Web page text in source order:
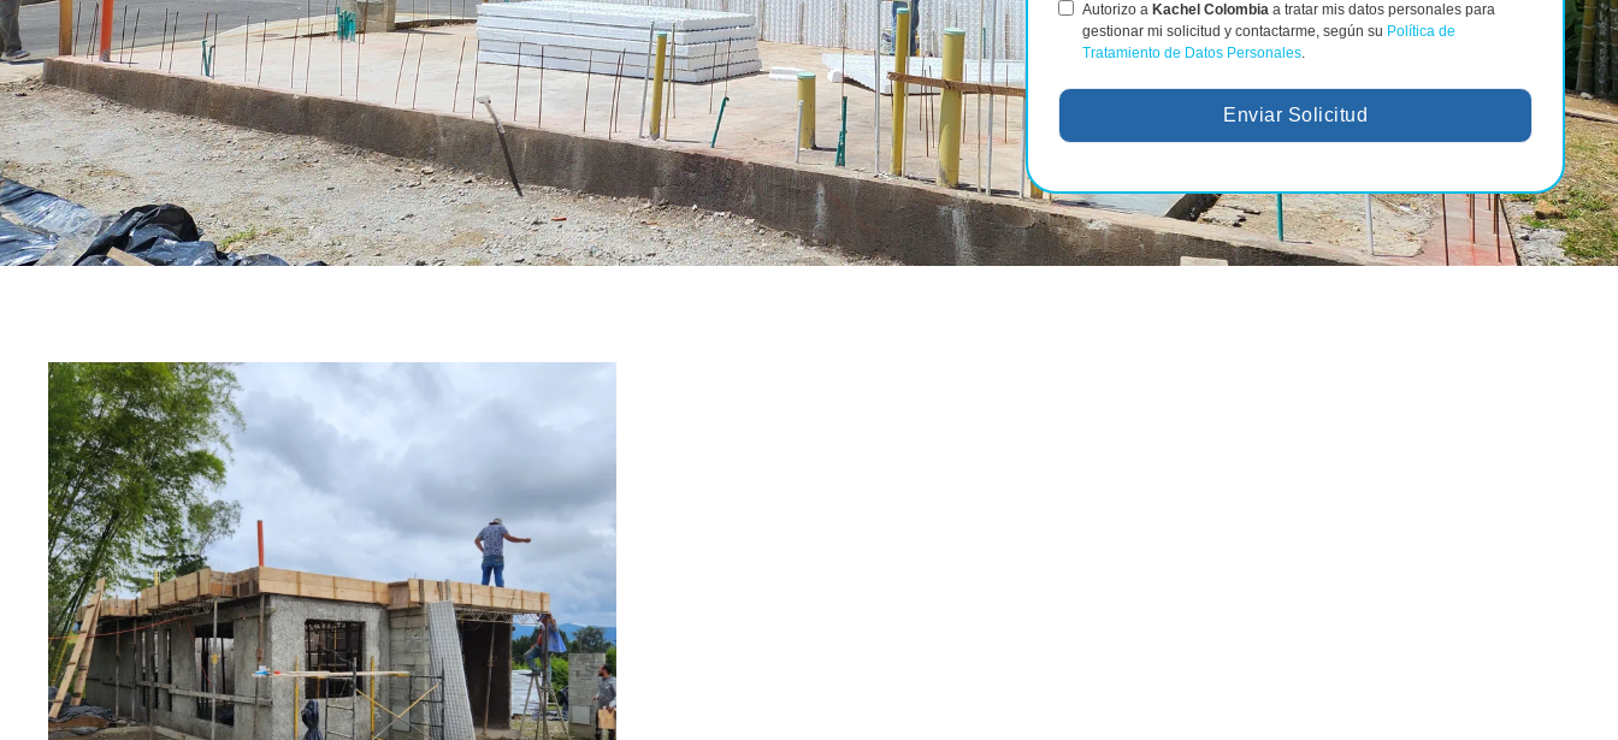
Autorizo a Kachel Colombia a tratar mis datos personales para
gestionar mi solicitud y contactarme, según su Política de
Tratamiento de Datos Personales.
Enviar Solicitud